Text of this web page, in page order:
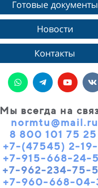
Готовые документы
Новости
Контакты
Мы всегда на
normtu@mail.ru
8 800 101 75 25
+7-(47545) 2-19-
+7-915-668-24-
+7-962-234-75-
+7-960-668-04-